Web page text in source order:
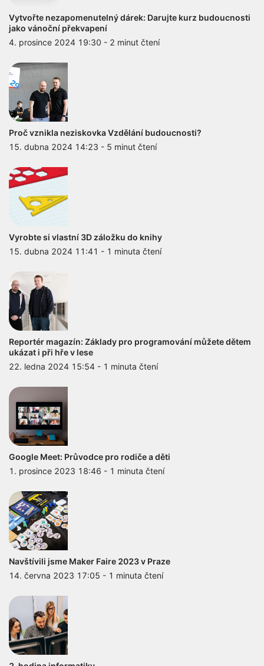
Vytvořte nezapomenutelný dárek: Darujte kurz budoucnosti
jako vánoční překvapení
4. prosince 2024 19:30 - 2 minut čtení
Proč vznikla neziskovka Vzdělání budoucnosti?
15. dubna 2024 14:23 - 5 minut čtení
Vyrobte si vlastní 3D záložku do knihy
15. dubna 2024 11:41 - 1 minuta čtení
Reportér magazín: Základy pro programování můžete dětem
ukázat i při hře v lese
22. ledna 2024 15:54 - 1 minuta čtení
Google Meet: Průvodce pro rodiče a děti
1. prosince 2023 18:46 - 1 minuta čtení
Navštívili jsme Maker Faire 2023 v Praze
14. června 2023 17:05 - 1 minuta čtení